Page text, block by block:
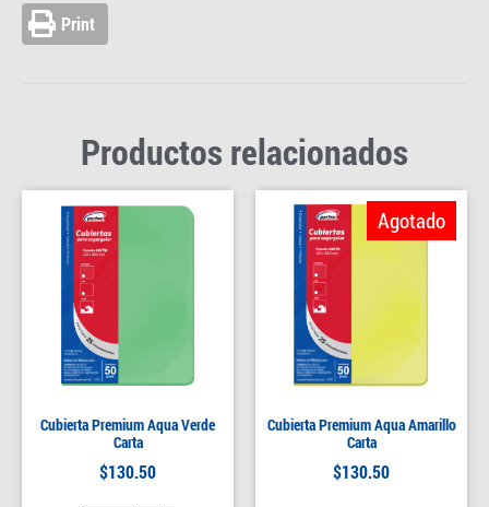
Print
Productos relacionados
Cubierta Premium Aqua Verde
Carta
$130.50
Cubierta Premium Aqua Amarillo
Carta
$130.50
Agotado